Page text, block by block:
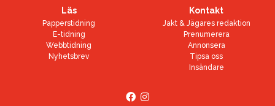
Läs
Papperstidning
E-tidning
Webbtidning
Nyhetsbrev
Kontakt
Jakt & Jägares redaktion
Prenumerera
Annonsera
Tipsa oss
Insändare